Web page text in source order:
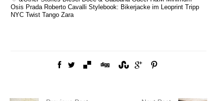
Osis Prada Roberto Cavalli Stylebook: Bikerjacke im Leoprint Tripp
NYC Twist Tango Zara